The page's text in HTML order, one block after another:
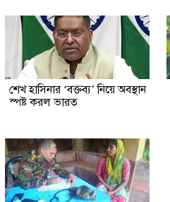
শেখ হাসিনার ‘বক্তব্য’ নিয়ে অবস্থান
স্পষ্ট করল ভারত